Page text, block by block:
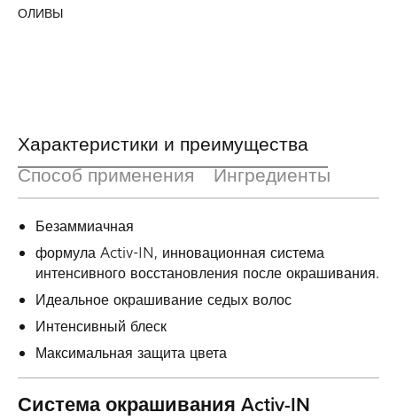
ОЛИВЫ
Характеристики и преимущества
Способ применения
Ингредиенты
Безаммиачная
формула Activ-IN, инновационная система
интенсивного восстановления после окрашивания.
Идеальное окрашивание седых волос
Интенсивный блеск
Максимальная защита цвета
Система окрашивания Activ-IN